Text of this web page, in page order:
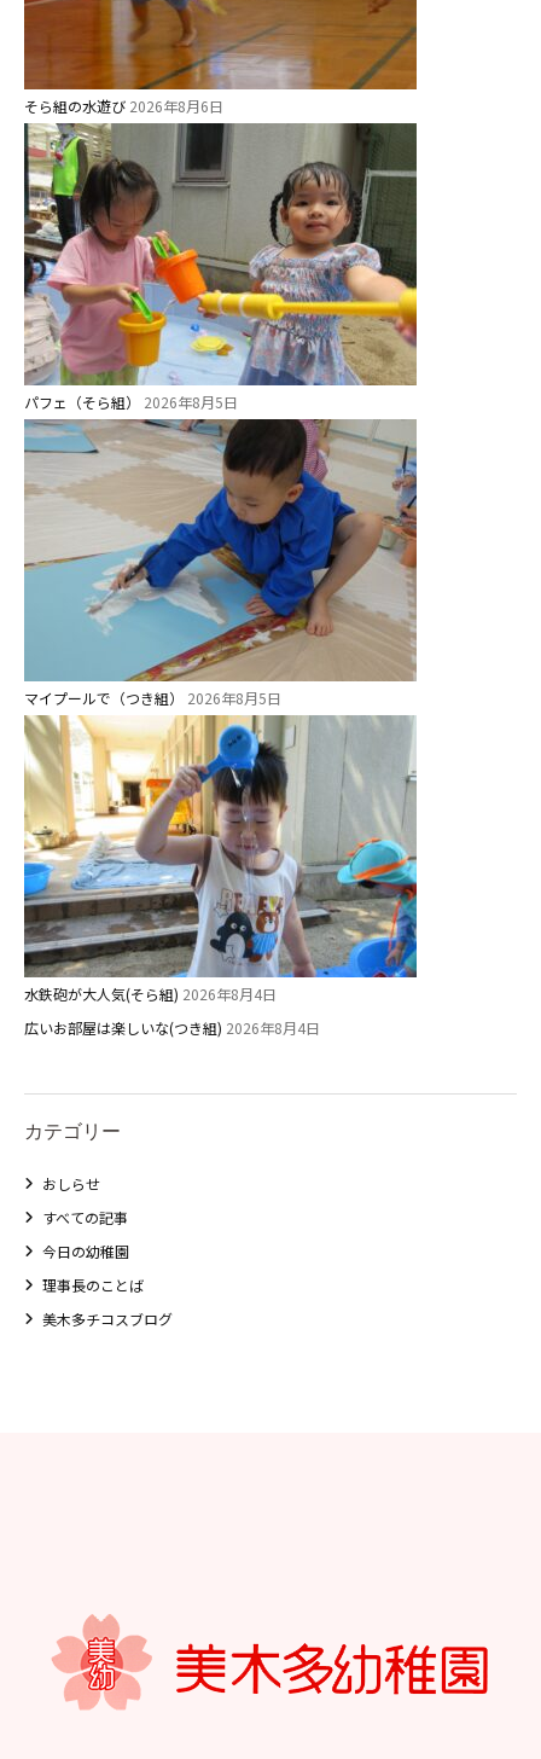
そら組の水遊び 2026年8月6日
パフェ（そら組） 2026年8月5日
マイプールで（つき組） 2026年8月5日
水鉄砲が大人気(そら組) 2026年8月4日
広いお部屋は楽しいな(つき組) 2026年8月4日
カテゴリー
おしらせ
すべての記事
今日の幼稚園
理事長のことば
美木多チコスブログ
園のこと
園舎案内
安⼼・安全対策
給⾷
課外教室
理事長のことば
教育と保育
美⽊多幼稚園の理想
園の1⽇
年間⾏事
預かり保育［ヒラソル ]
美⽊多チコス
美⽊多チコスについて
美⽊多チコスブログ
未就園児クラス
0歳親子登園［マカロンクラス ]
1歳・2歳親子登園［マリポサクラ
ス ]
2歳児ひとり登園［ゆず組 ]
グループ施設・
関係先リンク
学校法⼈諏訪森学園 諏訪森幼稚
園
社会福祉法人野田福祉会